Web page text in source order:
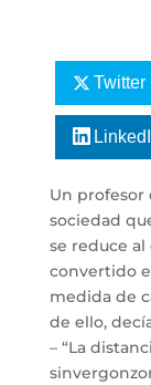
Twitter
Un profesor
sociedad
se reduce
convertido
medida de
de ello,
– “La